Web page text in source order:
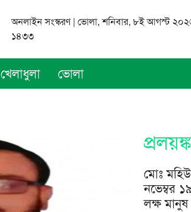
অনলাইন সংস্করণ | ভোলা, শনিবার, ৮ই আগস্ট
১৪৩৩
খেলাধুলা ভোলা
মোঃ
নভেম্বর
লক্ষ